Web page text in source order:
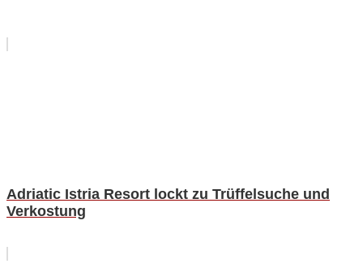
Adriatic Istria Resort lockt zu Trüffelsuche und
Verkostung